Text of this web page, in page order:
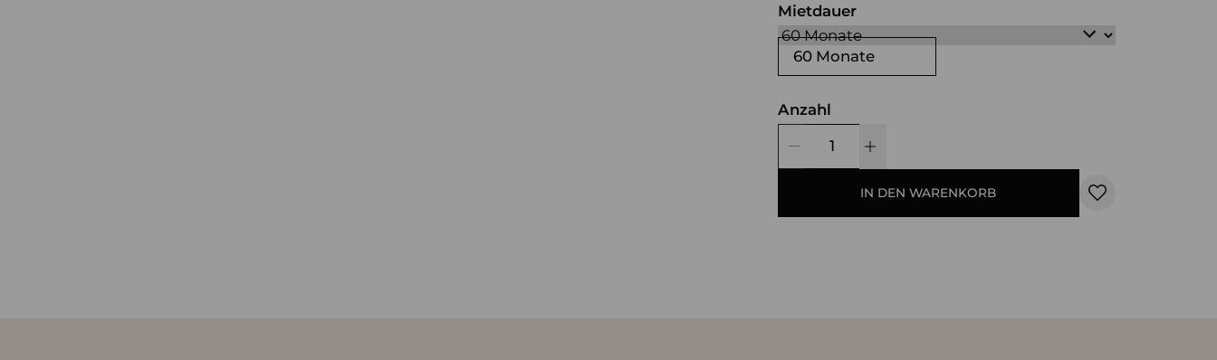
60 Monate
Mietdauer
Anzahl
IN DEN WARENKORB